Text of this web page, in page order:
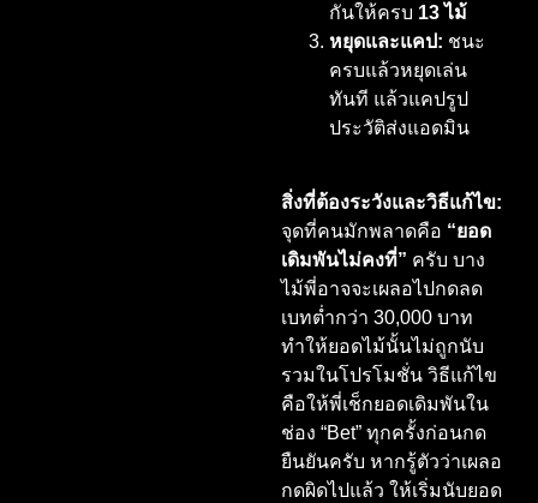
กันให้ครบ 13 ไม้
หยุดและแคป: ชนะ
ครบแล้วหยุดเล่น
ทันที แล้วแคปรูป
ประวัติส่งแอดมิน
สิ่งที่ต้องระวังและวิธีแก้ไข:
จุดที่คนมักพลาดคือ “ยอด
เดิมพันไม่คงที่” ครับ บาง
ไม้พี่อาจจะเผลอไปกดลด
เบทต่ำกว่า 30,000 บาท
ทำให้ยอดไม้นั้นไม่ถูกนับ
รวมในโปรโมชั่น วิธีแก้ไข
คือให้พี่เช็กยอดเดิมพันใน
ช่อง “Bet” ทุกครั้งก่อนกด
ยืนยันครับ หากรู้ตัวว่าเผลอ
กดผิดไปแล้ว ให้เริ่มนับยอด